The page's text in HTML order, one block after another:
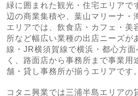
緑に囲まれた観光・住宅エリアで
辺の商業集積や、葉山マリーナ・
エリアでは、飲食店・カフェ・美
所など幅広い業種の出店ニーズが
線・JR横須賀線で横浜・都心方面
く、路面店から事務所まで事業用
舗・貸し事務所が揃うエリアです。
コタニ興業では三浦半島エリアの